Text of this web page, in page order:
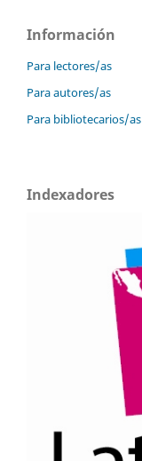
Información
Para lectores/as
Para autores/as
Para bibliotecarios/as
Indexadores